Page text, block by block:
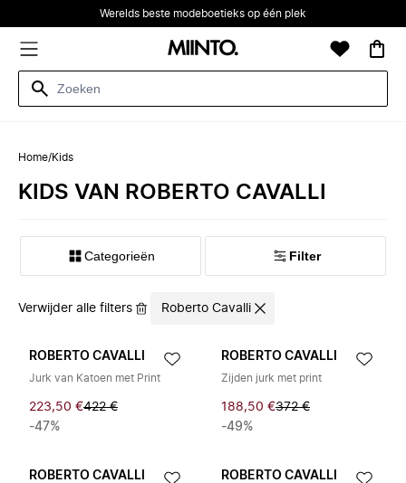
Werelds beste modeboetieks op één plek
Home/Kids
KIDS VAN ROBERTO CAVALLI
Categorieën Filter
Verwijder alle filters Roberto Cavalli
ROBERTO CAVALLI
Jurk van Katoen met Print
223,50 €422 €
-47%
ROBERTO CAVALLI
Zijden jurk met print
188,50 €372 €
-49%
ROBERTO CAVALLI ROBERTO CAVALLI